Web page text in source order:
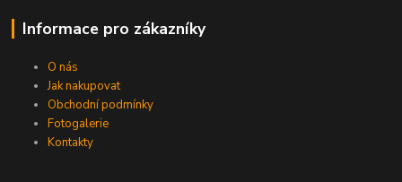
Informace pro zákazníky
O nás
Jak nakupovat
Obchodní podmínky
Fotogalerie
Kontakty